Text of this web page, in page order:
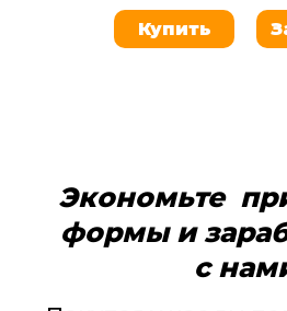
Купить
Экономьте
формы и
с